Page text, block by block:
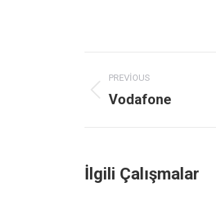
Project
navigation
PREVIOUS
Previous
Vodafone
İlgili Çalışmalar